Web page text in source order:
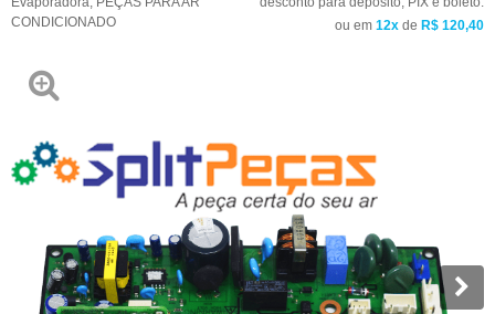
CONDICIONADO
ou em 12x de R$ 120,40